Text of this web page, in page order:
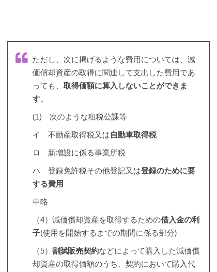
ただし、次に掲げるような費用については、減
価償却資産の取得に関連して支出した費用であ
っても、 取得価額に算入しないことができま
す。
(1) 次のような租税公課等
イ 不動産取得税又は自動車取得税
ロ 新増設に係る事業所税
ハ 登録免許税その他登記又は登録のために要
する費用
中略
（4）減価償却資産を取得するための借入金の利
子(使用を開始するまでの期間に係る部分)
（5） 割賦販売契約などによって購入した減価償
却資産の取得価額のうち、契約において購入代